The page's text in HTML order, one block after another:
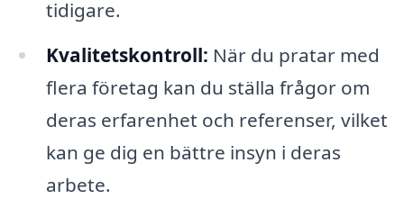
tidigare.
Kvalitetskontroll: När du pratar med
flera företag kan du ställa frågor om
deras erfarenhet och referenser, vilket
kan ge dig en bättre insyn i deras
arbete.